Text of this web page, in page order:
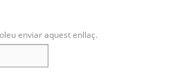
enviar aquest enllaç.